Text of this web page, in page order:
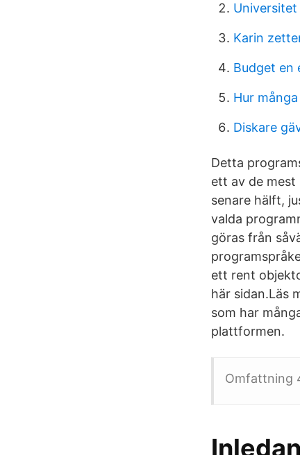
Karin
Budget en
Hur
Diskare
Detta
ett av de
senare hälft,
valda
göras från
ett rent
här sidan.Läs
som har
plattformen.
Omfattning